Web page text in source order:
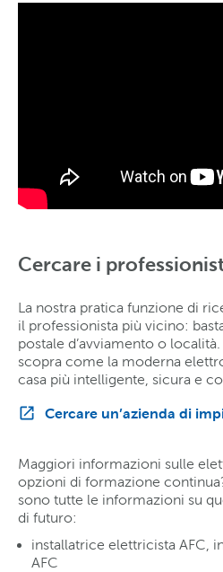
Cercare i
La nostra pratica funzione di
il professionista più vicino:
postale d’avviamento o
scopra come la moderna
casa più intelligente, sicura e
Cercare un’azienda di
Maggiori informazioni sulle
opzioni di formazione
sono tutte le informazioni su
di futuro:
installatrice elettricista AFC,
AFC